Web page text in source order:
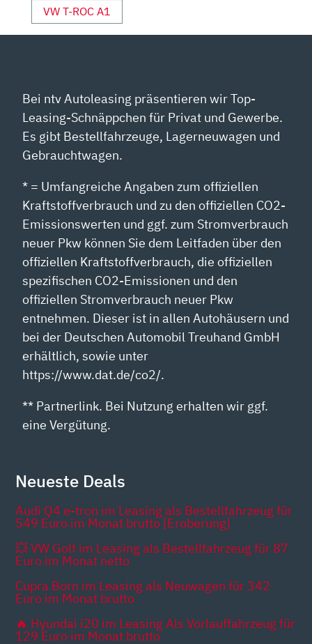
ANZEIGEN
VW T-ROC A1
Bei ntv Autoleasing präsentieren wir Top-
Leasing-Schnäppchen für Privat und Gewerbe.
Es gibt Bestellfahrzeuge, Lagerneuwagen und
Gebrauchtwagen.
* = Umfangreiche Angaben zum offiziellen
Kraftstoffverbrauch und zu den offiziellen CO2-
Emissionswerten und ggf. zum Stromverbrauch
neuer Pkw können Sie dem Leitfaden über den
offiziellen Kraftstoffverbrauch, die offiziellen
spezifischen CO2-Emissionen und den
offiziellen Stromverbrauch neuer Pkw
entnehmen. Dieser ist in allen Autohäusern und
bei der Deutschen Automobil Treuhand GmbH
erhältlich, sowie unter
https://www.dat.de/co2/.
** Partnerlink. Bei Nutzung erhalten wir ggf.
eine Vergütung.
Neueste Deals
Audi Q4 e-tron im Leasing als Bestellfahrzeug für
549 Euro im Monat brutto [Eroberung]
💥 VW Golf im Leasing als Bestellfahrzeug für 87
Euro im Monat netto
Cupra Born im Leasing als Neuwagen für 342
Euro im Monat brutto
🔥 Hyundai i20 im Leasing Als Vorlauffahrzeug für
129 Euro im Monat brutto